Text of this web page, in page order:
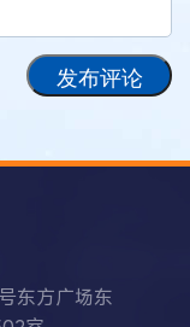
发布评论
东方广场东